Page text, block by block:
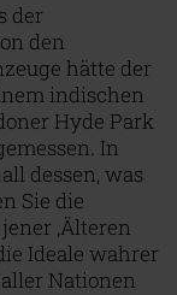
der
den
hätte der
indischen
Hyde Park
In
dessen, was
Sie die
‚Älteren
Ideale wahrer
Nationen